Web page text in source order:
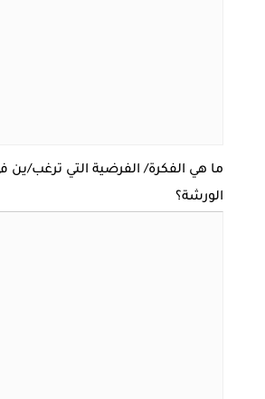
ما هي الفكرة/ الفرضية التي ترغب/ين
الورشة؟